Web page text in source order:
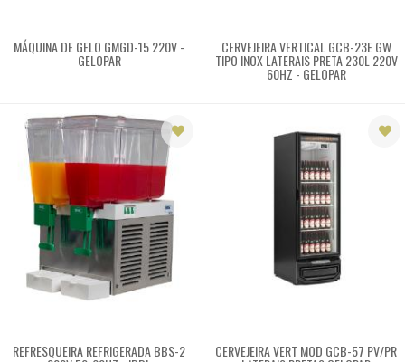
MÁQUINA DE GELO GMGD-15 220V -
GELOPAR
CERVEJEIRA VERTICAL GCB-23E GW
TIPO INOX LATERAIS PRETA 230L 220V
60HZ - GELOPAR
REFRESQUEIRA REFRIGERADA BBS-2 CERVEJEIRA VERT MOD GCB-57 PV/PR